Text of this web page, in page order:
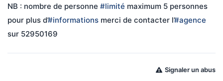
NB : nombre de personne #limité maximum 5 personnes
pour plus d’#informations merci de contacter l’#agence
sur 52950169
Signaler un abus